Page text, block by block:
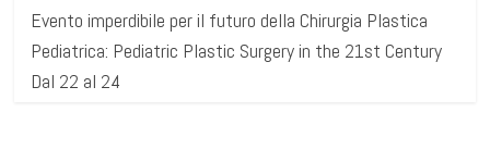
Evento imperdibile per il futuro della Chirurgia Plastica
Pediatrica: Pediatric Plastic Surgery in the 21st Century
Dal 22 al 24